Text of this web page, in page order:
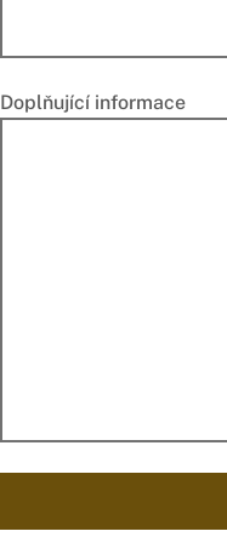
Doplňující informace